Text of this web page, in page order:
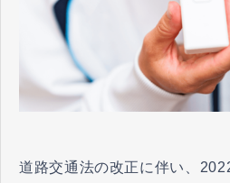
道路交通法の改正に伴い、